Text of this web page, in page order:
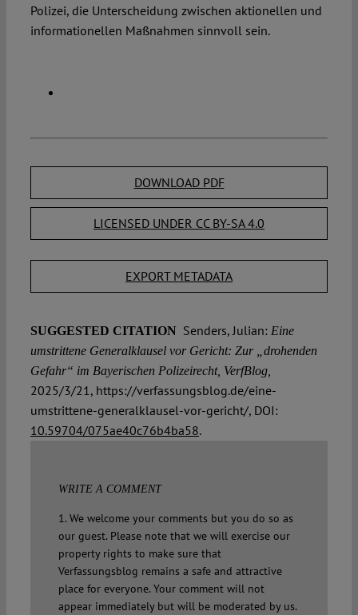
Polizei, die Unterscheidung zwischen aktionellen und
informationellen Maßnahmen sinnvoll sein.
DOWNLOAD PDF
LICENSED UNDER CC BY-SA 4.0
EXPORT METADATA
SUGGESTED CITATION Senders, Julian: Eine
umstrittene Generalklausel vor Gericht: Zur „drohenden
Gefahr“ im Bayerischen Polizeirecht, VerfBlog,
2025/3/21, https://verfassungsblog.de/eine-
umstrittene-generalklausel-vor-gericht/, DOI:
10.59704/075ae40c76b4ba58.
WRITE A COMMENT
1. We welcome your comments but you do so as
our guest. Please note that we will exercise our
property rights to make sure that
Verfassungsblog remains a safe and attractive
place for everyone. Your comment will not
appear immediately but will be moderated by us.